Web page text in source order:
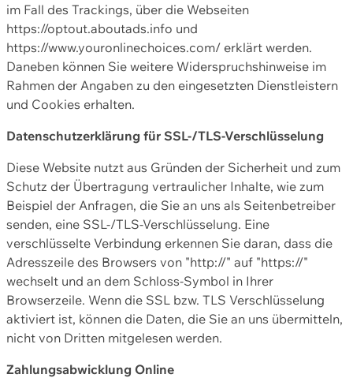
im Fall des Trackings, über die Webseiten
https://optout.aboutads.info und
https://www.youronlinechoices.com/ erklärt werden.
Daneben können Sie weitere Widerspruchshinweise im
Rahmen der Angaben zu den eingesetzten Dienstleistern
und Cookies erhalten.
Datenschutzerklärung für SSL-/TLS-Verschlüsselung
Diese Website nutzt aus Gründen der Sicherheit und zum
Schutz der Übertragung vertraulicher Inhalte, wie zum
Beispiel der Anfragen, die Sie an uns als Seitenbetreiber
senden, eine SSL-/TLS-Verschlüsselung. Eine
verschlüsselte Verbindung erkennen Sie daran, dass die
Adresszeile des Browsers von "http://" auf "https://"
wechselt und an dem Schloss-Symbol in Ihrer
Browserzeile. Wenn die SSL bzw. TLS Verschlüsselung
aktiviert ist, können die Daten, die Sie an uns übermitteln,
nicht von Dritten mitgelesen werden.
Zahlungsabwicklung Online